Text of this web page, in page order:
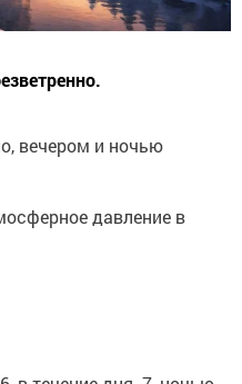
вечером и ночью
давление в